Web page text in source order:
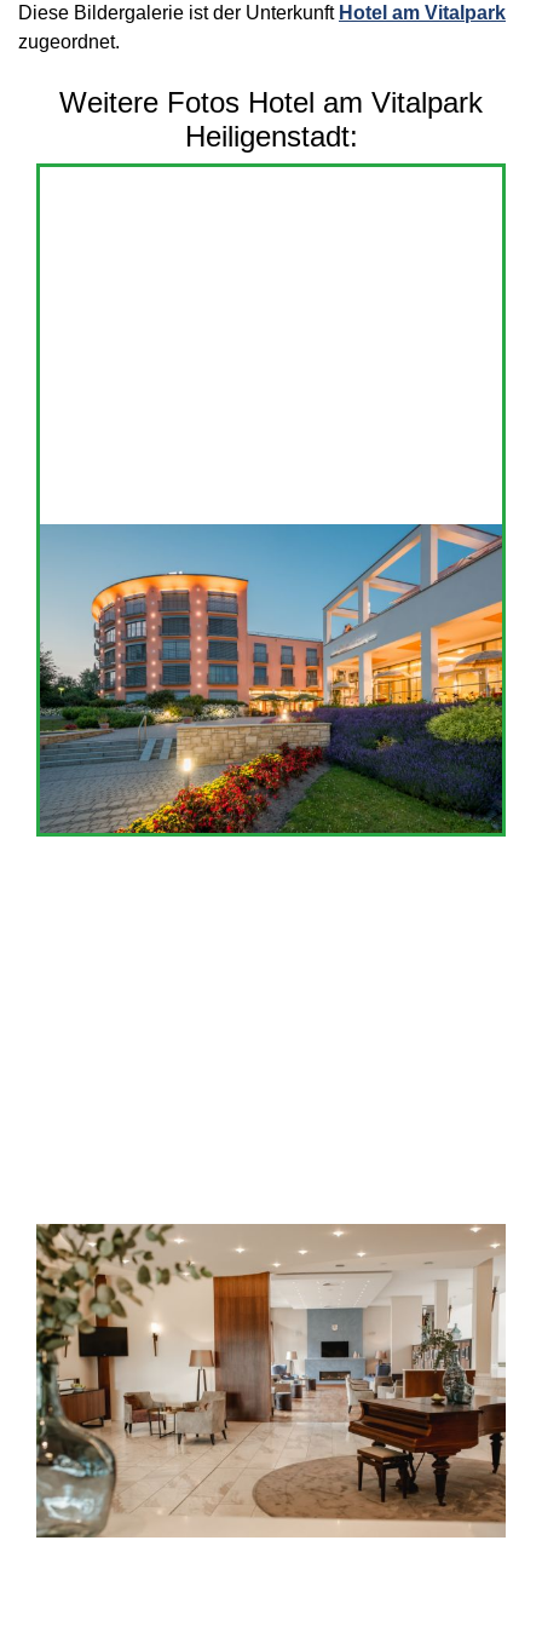
Diese Bildergalerie ist der Unterkunft Hotel am Vitalpark
zugeordnet.
Weitere Fotos Hotel am Vitalpark
Heiligenstadt: